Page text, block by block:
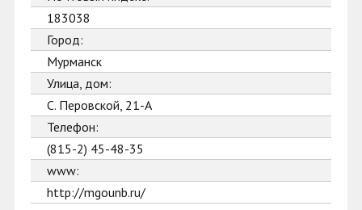
183038
Город:
Мурманск
Улица, дом:
С. Перовской, 21-А
Телефон:
(815-2) 45-48-35
www:
http://mgounb.ru/